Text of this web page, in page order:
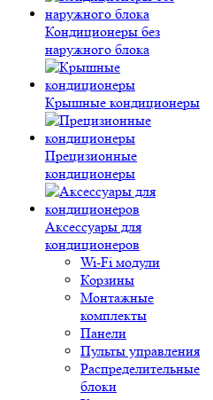
Кондиционеры без
наружного блока
Крышные кондиционеры
Прецизионные
кондиционеры
Аксессуары для
кондиционеров
Wi-Fi модули
Корзины
Монтажные
комплекты
Панели
Пульты управления
Распределительные
блоки